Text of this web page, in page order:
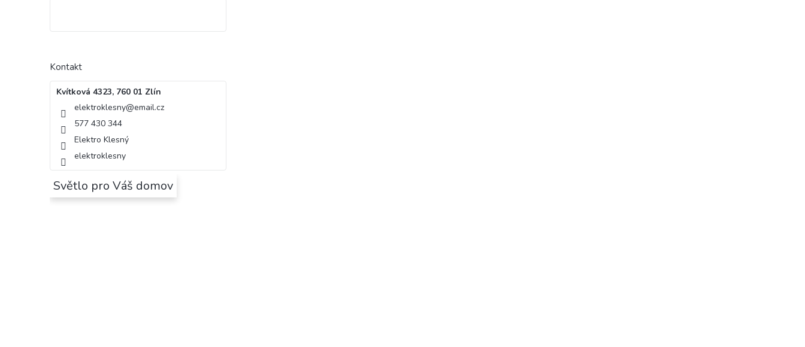
Kontakt
Kvítková 4323, 760 01 Zlín
elektroklesny@email.cz
577 430 344
Elektro Klesný
elektroklesny
Světlo pro Váš domov